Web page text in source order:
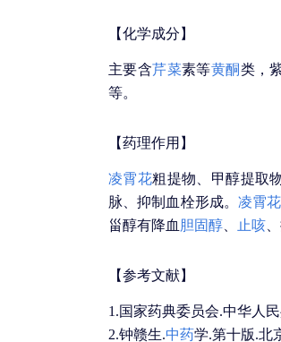
【化学成分】
主要含芹菜素等黄酮类，
等。
【药理作用】
凌霄花粗提物、甲醇提取
脉、抑制血栓形成。 凌霄花
甾醇有降血 胆固醇 止咳
【参考文献】
1.国家药典委员会.中华人
2.钟赣生.中药学.第十版.北